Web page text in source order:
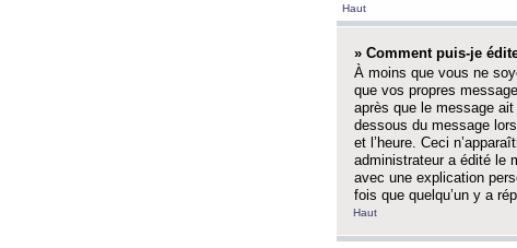
Haut
» Comment puis-je
À moins que vous ne
que vos propres
après que le message
dessous du message
et l’heure. Ceci
administrateur a édité le
avec une explication
fois que quelqu’un y a
Haut